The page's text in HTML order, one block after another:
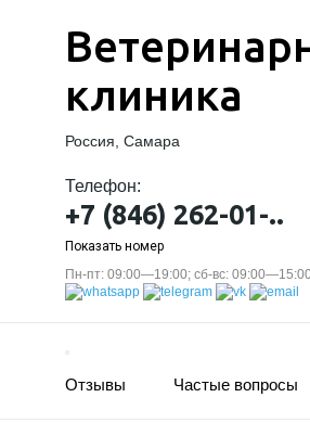
клиника
Россия, Самара
Телефон:
+7 (846) 262-01-..
Показать номер
Пн-пт: 09:00—19:00; сб-вс:
Отзывы Частые вопросы